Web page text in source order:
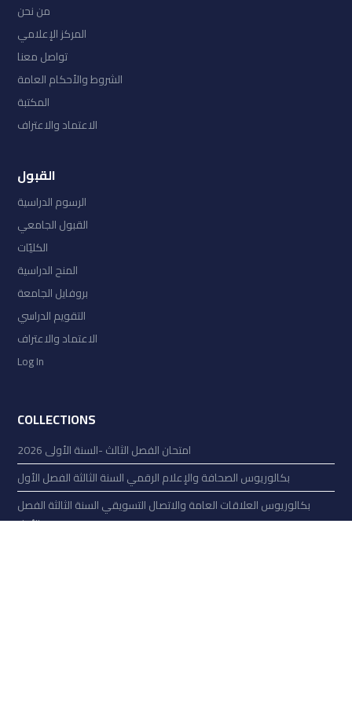
من نحن
المركز الإعلامي
تواصل معنا
الشروط والأحكام العامة
المكتبة
الاعتماد والاعتراف
القبول
الرسوم الدراسية
القبول الجامعي
الكليّات
المنح الدراسية
بروفايل الجامعة
التقويم الدراسي
الاعتماد والاعتراف
Log In
COLLECTIONS
امتحان الفصل الثالث -السنة الأولى 2026
بكالوريوس الصحافة والإعلام الرقمي السنة الثالثة الفصل الأول
بكالوريوس العلاقات العامة والاتصال التسويقي السنة الثالثة الفصل
الأول